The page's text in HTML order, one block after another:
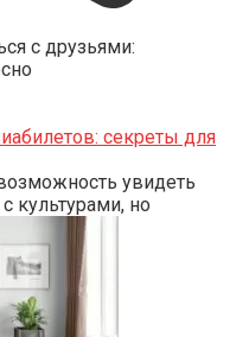
с друзьями:
секреты для
увидеть
культурами, но